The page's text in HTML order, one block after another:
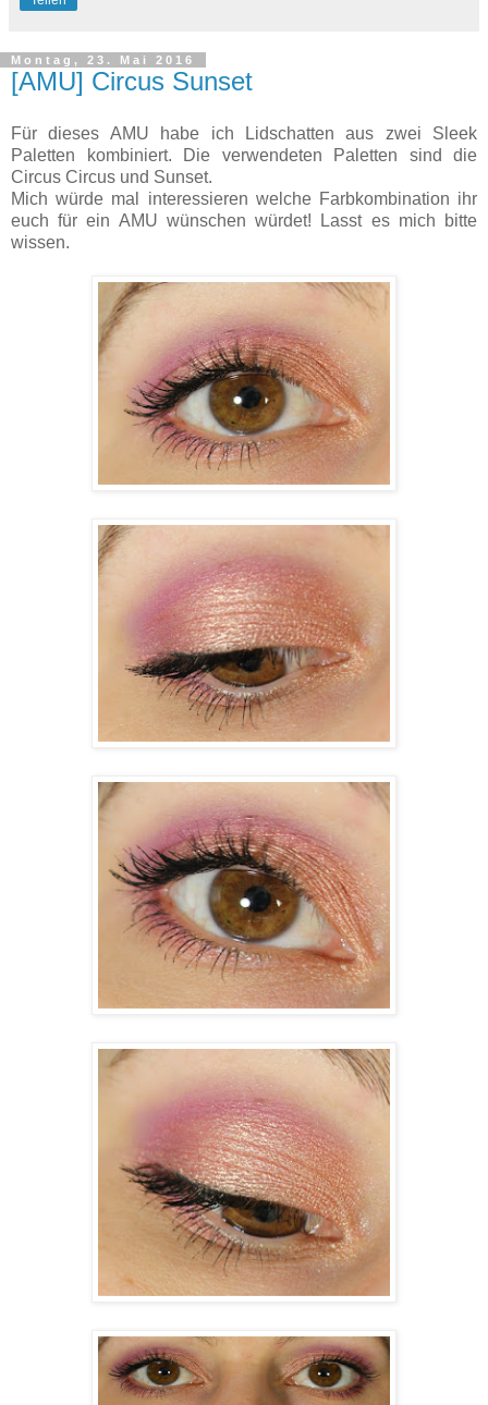
Montag, 23. Mai 2016
[AMU] Circus Sunset
Für dieses AMU habe ich Lidschatten aus zwei Sleek
Paletten kombiniert. Die verwendeten Paletten sind die
Circus Circus und Sunset.
Mich würde mal interessieren welche Farbkombination ihr
euch für ein AMU wünschen würdet! Lasst es mich bitte
wissen.